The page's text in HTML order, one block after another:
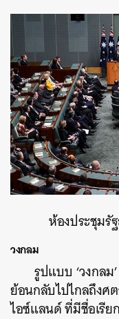
ห้องประชุมรั
วงกลม
รูปแบบ ‘วงกล
ย้อนกลับไปไกลถึงศ
ไอซ์แลนด์ ที่มีชื่อเรีย